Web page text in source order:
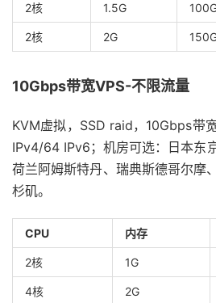
2核 1.5G
2核 2G
10Gbps带宽VPS-不限流量
KVM虚拟，SSD raid，10Gbps带
IPv4/64 IPv6；机房可选：日本东
荷兰阿姆斯特丹、瑞典斯德哥尔摩
杉矶。
CPU 内存
2核 1G
4核 2G